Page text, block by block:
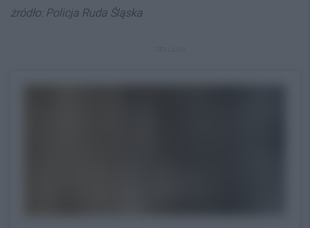
żródło: Policja Ruda Śląska